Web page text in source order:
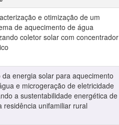
e otimização de um
de aquecimento de água
coletor solar com concentrador
da energia solar para aquecimento
e microgeração de eletricidade
a sustentabilidade energética de
residência unifamiliar rural